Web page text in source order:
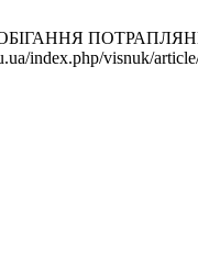
index.php/visnuk/